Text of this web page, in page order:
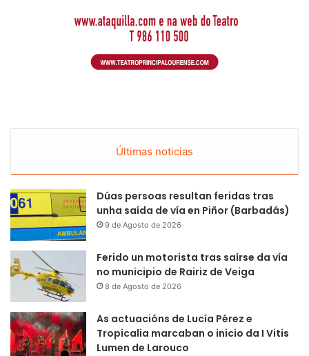
Últimas noticias
Dúas persoas resultan feridas tras
unha saída de vía en Piñor (Barbadás)
9 de Agosto de 2026
Ferido un motorista tras saírse da vía
no municipio de Rairiz de Veiga
8 de Agosto de 2026
As actuacións de Lucía Pérez e
Tropicalia marcaban o inicio da I Vitis
Lumen de Larouco